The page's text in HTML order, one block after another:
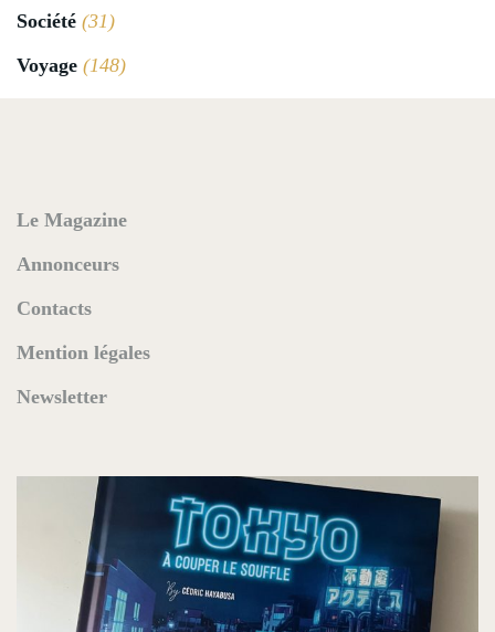
Société (31)
Voyage (148)
Le Magazine
Annonceurs
Contacts
Mention légales
Newsletter